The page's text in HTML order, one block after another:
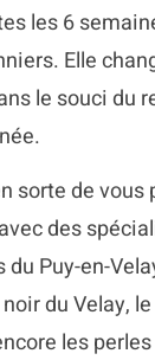
les 6
Elle
le souci du
sorte de vous
des
Puy-en-
du Velay,
les